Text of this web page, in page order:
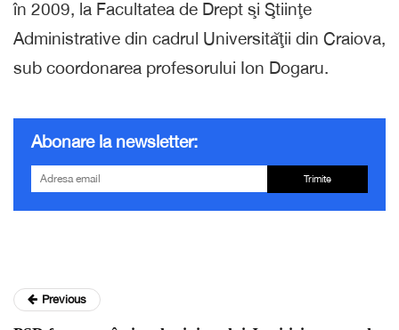
în 2009, la Facultatea de Drept şi Ştiinţe
Administrative din cadrul Universităţii din Craiova,
sub coordonarea profesorului Ion Dogaru.
Abonare la newsletter:
Trimite
Previous